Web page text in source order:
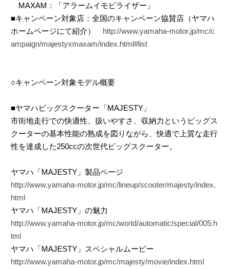
MAXAM：「アラームイモビライザー」
■キャンペーン対象店：全国のキャンペーン協賛店（ヤマハ
ホームページにて紹介） http://www.yamaha-motor.jp/mc/c
ampaign/majestyxmaxam/index.html#list
○キャンペーン対象モデル概要
■ヤマハビッグスクーター「MAJESTY」
市街地走行での快適性、扱いやすさ、収納力というビッグス
クーターの基本性能の熟成を図りながら、快適で上質な走行
性を達成した250ccの次世代ビッグスクーター。
ヤマハ「MAJESTY」製品ページ
http://www.yamaha-motor.jp/mc/lineup/scooter/majesty/index.
html
ヤマハ「MAJESTY」の魅力
http://www.yamaha-motor.jp/mc/world/automatic/special/005.h
tml
ヤマハ「MAJESTY」スペシャルムービー
http://www.yamaha-motor.jp/mc/majesty/movie/index.html